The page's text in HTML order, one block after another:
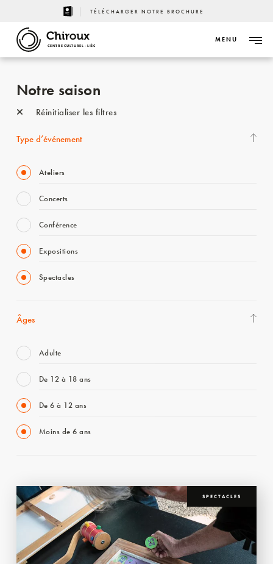
TÉLÉCHARGER NOTRE BROCHURE
CENTRE CULTUREL - LIÈGE
MENU
Notre saison
Réinitialiser les filtres
Type d’événement
Ateliers
Concerts
Conférence
Expositions
Spectacles
Âges
Adulte
De 12 à 18 ans
De 6 à 12 ans
Moins de 6 ans
SPECTACLES